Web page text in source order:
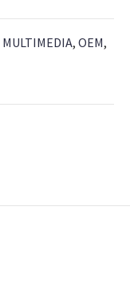
MULTIMEDIA, OEM,